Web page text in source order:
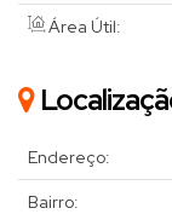
Área Útil:
Endereço:
Bairro: